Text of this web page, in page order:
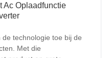
Ac Oplaadfunctie
technologie toe bij de
Met die